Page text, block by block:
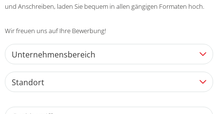
und Anschreiben, laden Sie bequem in allen gängigen Formaten hoch.
Wir freuen uns auf Ihre Bewerbung!
Unternehmensbereich
Standort